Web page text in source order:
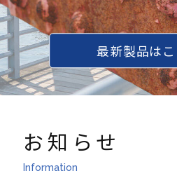
最新製品は
お知らせ
Information